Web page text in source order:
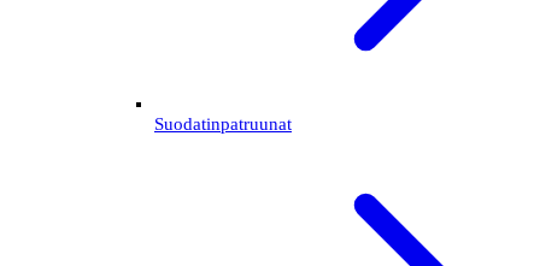
Suodatinpatruunat